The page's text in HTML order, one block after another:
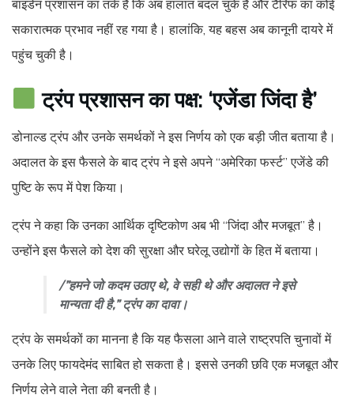
बाइडेन प्रशासन का तर्क है कि अब हालात बदल चुके हैं और टैरिफ का कोई
सकारात्मक प्रभाव नहीं रह गया है। हालांकि, यह बहस अब कानूनी दायरे में
पहुंच चुकी है।
ट्रंप प्रशासन का पक्ष: ‘एजेंडा जिंदा है’
डोनाल्ड ट्रंप और उनके समर्थकों ने इस निर्णय को एक बड़ी जीत बताया है।
अदालत के इस फैसले के बाद ट्रंप ने इसे अपने “अमेरिका फर्स्ट” एजेंडे की
पुष्टि के रूप में पेश किया।
ट्रंप ने कहा कि उनका आर्थिक दृष्टिकोण अब भी “जिंदा और मजबूत” है।
उन्होंने इस फैसले को देश की सुरक्षा और घरेलू उद्योगों के हित में बताया।
/”हमने जो कदम उठाए थे, वे सही थे और अदालत ने इसे
मान्यता दी है,” ट्रंप का दावा।
ट्रंप के समर्थकों का मानना है कि यह फैसला आने वाले राष्ट्रपति चुनावों में
उनके लिए फायदेमंद साबित हो सकता है। इससे उनकी छवि एक मजबूत और
निर्णय लेने वाले नेता की बनती है।